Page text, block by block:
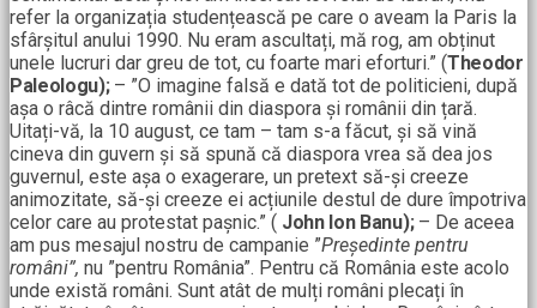
refer la organizația studențească pe care o aveam la Paris la
sfârșitul anului 1990. Nu eram ascultați, mă rog, am obținut
unele lucruri dar greu de tot, cu foarte mari eforturi.” (Theodor
Paleologu);– ”O imagine falsă e dată tot de politicieni, după
așa o râcă dintre românii din diaspora și românii din țară.
Uitați-vă, la 10 august, ce tam – tam s-a făcut, și să vină
cineva din guvern și să spună că diaspora vrea să dea jos
guvernul, este așa o exagerare, un pretext să-și creeze
animozitate, să-și creeze ei acțiunile destul de dure împotriva
celor care au protestat pașnic.” ( John Ion Banu); – De aceea
am pus mesajul nostru de campanie ”Președinte pentru
români”, nu ”pentru România”. Pentru că România este acolo
unde există români. Sunt atât de mulți români plecați în